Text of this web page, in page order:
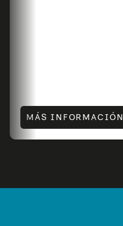
MÁS INFORMACIÓN